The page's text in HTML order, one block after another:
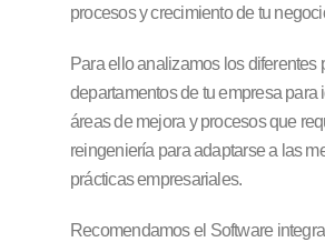
procesos y crecimiento de tu
Para ello analizamos los diferentes
departamentos de tu empresa para
áreas de mejora y procesos que
reingeniería para adaptarse a las
prácticas empresariales.
Recomendamos el Software